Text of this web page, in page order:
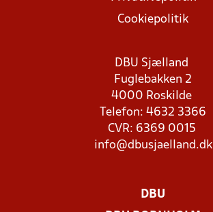
Cookiepolitik
DBU Sjælland
Fuglebakken 2
4000 Roskilde
Telefon: 4632 3366
CVR: 6369 0015
info@dbusjaelland.dk
DBU